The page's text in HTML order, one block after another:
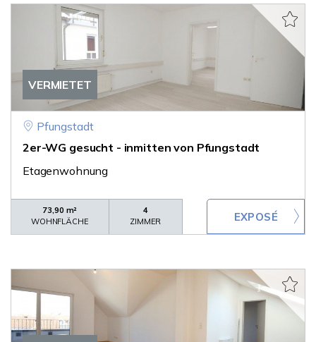
VERMIETET
Pfungstadt
2er-WG gesucht - inmitten von Pfungstadt
Etagenwohnung
73,90 m²
WOHNFLÄCHE
4
ZIMMER